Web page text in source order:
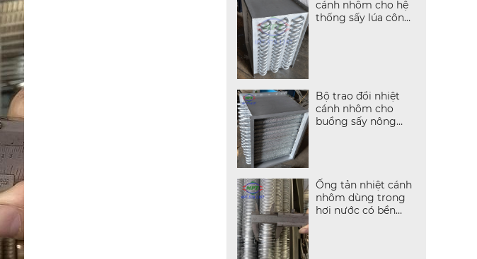
cánh nhôm cho hệ
thống sấy lúa công
Bộ trao đổi nhiệt
cánh nhôm cho
buồng sấy nông
Ống tản nhiệt cánh
nhôm dùng trong
hơi nước có bền